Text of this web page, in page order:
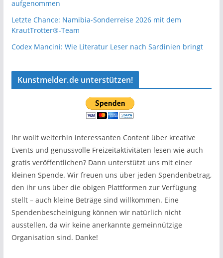
aufgenommen
Letzte Chance: Namibia-Sonderreise 2026 mit dem
KrautTrotter®-Team
Codex Mancini: Wie Literatur Leser nach Sardinien bringt
Kunstmelder.de unterstützen!
Ihr wollt weiterhin interessanten Content über kreative
Events und genussvolle Freizeitaktivitäten lesen wie auch
gratis veröffentlichen? Dann unterstützt uns mit einer
kleinen Spende. Wir freuen uns über jeden Spendenbetrag,
den ihr uns über die obigen Plattformen zur Verfügung
stellt – auch kleine Beträge sind willkommen. Eine
Spendenbescheinigung können wir natürlich nicht
ausstellen, da wir keine anerkannte gemeinnützige
Organisation sind. Danke!